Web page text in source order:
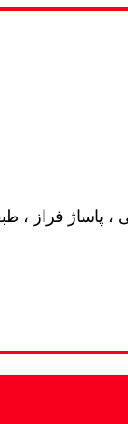
فراز ، طبقه 2 ،